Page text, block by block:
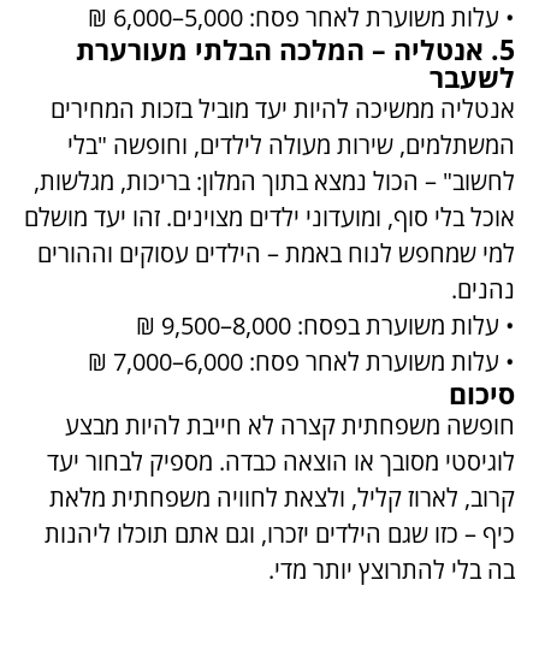
• עלות משוערת לאחר פסח: 5,000–6,000 ₪
5. אנטליה – המלכה הבלתי מעורערת
לשעבר
אנטליה ממשיכה להיות יעד מוביל בזכות המחירים
המשתלמים, שירות מעולה לילדים, וחופשה "בלי
לחשוב" – הכול נמצא בתוך המלון: בריכות, מגלשות,
אוכל בלי סוף, ומועדוני ילדים מצוינים. זהו יעד מושלם
למי שמחפש לנוח באמת – הילדים עסוקים וההורים
נהנים.
• עלות משוערת בפסח: 8,000–9,500 ₪
• עלות משוערת לאחר פסח: 6,000–7,000 ₪
סיכום
חופשה משפחתית קצרה לא חייבת להיות מבצע
לוגיסטי מסובך או הוצאה כבדה. מספיק לבחור יעד
קרוב, לארוז קליל, ולצאת לחוויה משפחתית מלאת
כיף – כזו שגם הילדים יזכרו, וגם אתם תוכלו ליהנות
בה בלי להתרוצץ יותר מדי.